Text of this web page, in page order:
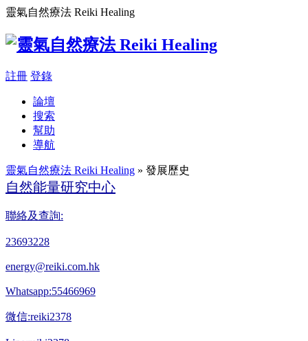
靈氣自然療法 Reiki Healing
註冊 登錄
論壇
搜索
幫助
導航
靈氣自然療法 Reiki Healing » 發展歷史
自然能量研究中心
聯絡及查詢:
23693228
energy@reiki.com.hk
Whatsapp:55466969
微信:reiki2378